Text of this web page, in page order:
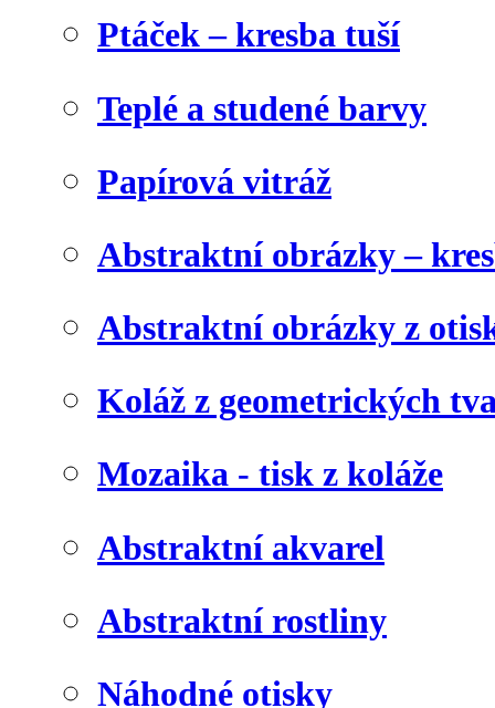
Ptáček – kresba tuší
Teplé a studené barvy
Papírová vitráž
Abstraktní obrázky –
Abstraktní obrázky z
Koláž z geometrických
Mozaika - tisk z koláže
Abstraktní akvarel
Abstraktní rostliny
Náhodné otisky